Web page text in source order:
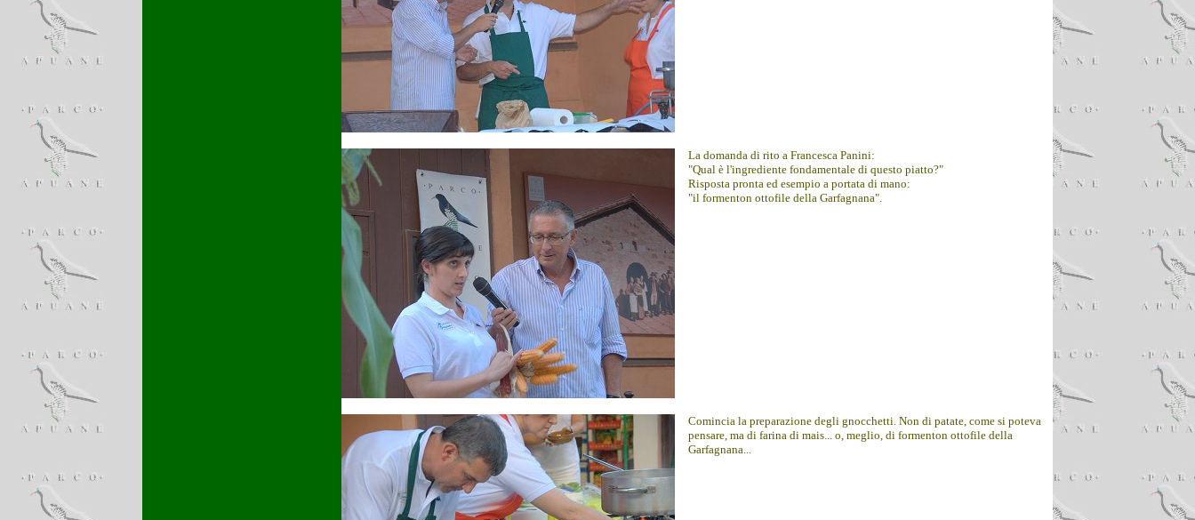
La domanda di rito a Francesca Panini:
"Qual è l'ingrediente fondamentale di questo piatto?"
Risposta pronta ed esempio a portata di mano:
"il formenton ottofile della Garfagnana".
Comincia la preparazione degli gnocchetti. Non di patate, come si poteva
pensare, ma di farina di mais... o, meglio, di formenton ottofile della
Garfagnana...